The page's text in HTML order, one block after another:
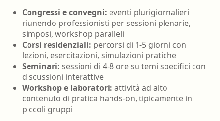
Congressi e convegni: eventi plurigiornalieri
riunendo professionisti per sessioni plenarie,
simposi, workshop paralleli
Corsi residenziali: percorsi di 1-5 giorni con
lezioni, esercitazioni, simulazioni pratiche
Seminari: sessioni di 4-8 ore su temi specifici con
discussioni interattive
Workshop e laboratori: attività ad alto
contenuto di pratica hands-on, tipicamente in
piccoli gruppi